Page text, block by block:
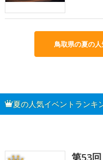
鳥取県の夏の
夏の人気イベントランキ
第53